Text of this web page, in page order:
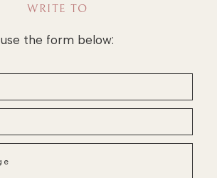
WRITE TO
use the form below: